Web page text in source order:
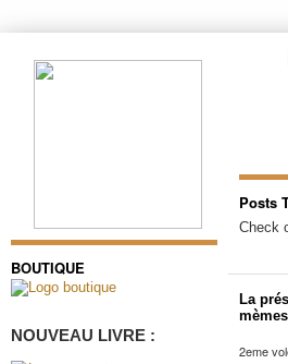
BOUTIQUE
NOUVEAU LIVRE :
Posts
Check
La
2eme